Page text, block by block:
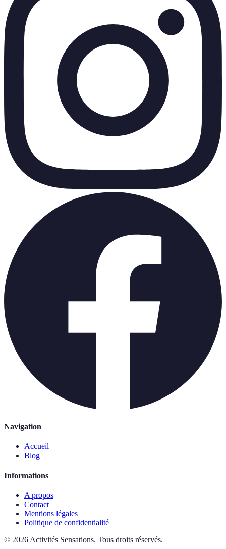
Navigation
Accueil
Blog
Informations
A propos
Contact
Mentions légales
Politique de confidentialité
© 2026 Activités Sensations. Tous droits réservés.